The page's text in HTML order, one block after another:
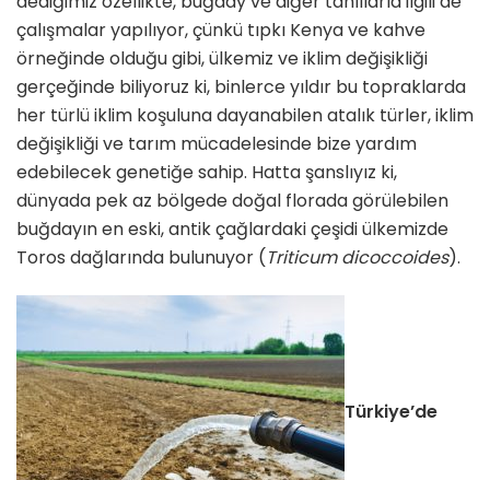
çalışmalar yapılıyor, çünkü tıpkı Kenya ve kahve
örneğinde olduğu gibi, ülkemiz ve iklim değişikliği
gerçeğinde biliyoruz ki, binlerce yıldır bu topraklarda
her türlü iklim koşuluna dayanabilen atalık türler, iklim
değişikliği ve tarım mücadelesinde bize yardım
edebilecek genetiğe sahip. Hatta şanslıyız ki,
dünyada pek az bölgede doğal florada görülebilen
buğdayın en eski, antik çağlardaki çeşidi ülkemizde
Toros dağlarında bulunuyor (Triticum dicoccoides).
Türkiye’de